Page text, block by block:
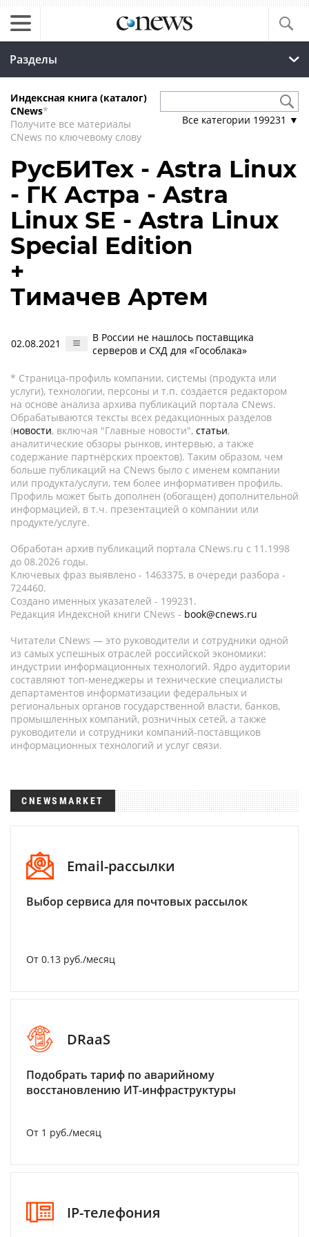
Разделы
Индексная книга (каталог)
CNews*
Получите все материалы
CNews по ключевому слову
Все категории 199231 ▼
РусБИТех - Astra Linux
- ГК Астра - Astra
Linux SE - Astra Linux
Special Edition
+
Тимачев Артем
02.08.2021
В России не нашлось поставщика
серверов и СХД для «Гособлака»
* Страница-профиль компании, системы (продукта или
услуги), технологии, персоны и т.п. создается редактором
на основе анализа архива публикаций портала CNews.
Обрабатываются тексты всех редакционных разделов
(новости, включая "Главные новости", статьи,
аналитические обзоры рынков, интервью, а также
содержание партнёрских проектов). Таким образом, чем
больше публикаций на CNews было с именем компании
или продукта/услуги, тем более информативен профиль.
Профиль может быть дополнен (обогащен) дополнительной
информацией, в т.ч. презентацией о компании или
продукте/услуге.
Обработан архив публикаций портала CNews.ru c 11.1998
до 08.2026 годы.
Ключевых фраз выявлено - 1463375, в очереди разбора -
724460.
Создано именных указателей - 199231.
Редакция Индексной книги CNews - book@cnews.ru
Читатели CNews — это руководители и сотрудники одной
из самых успешных отраслей российской экономики:
индустрии информационных технологий. Ядро аудитории
составляют топ-менеджеры и технические специалисты
департаментов информатизации федеральных и
региональных органов государственной власти, банков,
промышленных компаний, розничных сетей, а также
руководители и сотрудники компаний-поставщиков
информационных технологий и услуг связи.
CNEWSMARKET
Email-рассылки
Выбор сервиса для почтовых рассылок
От 0.13 руб./месяц
DRaaS
Подобрать тариф по аварийному
восстановлению ИТ-инфраструктуры
От 1 руб./месяц
IP-телефония